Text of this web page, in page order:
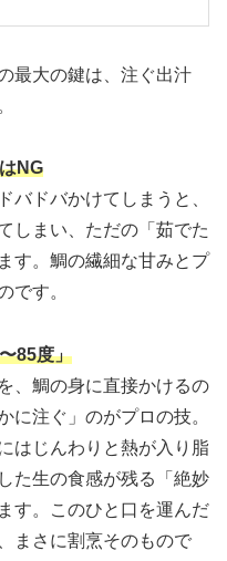
最大の鍵は、注ぐ出汁
NG
バドバかけてしまうと、
しまい、ただの「茹でた
す。鯛の繊細な甘みとプ
です。
85度」
、鯛の身に直接かけるの
に注ぐ」のがプロの技。
はじんわりと熱が入り脂
た生の食感が残る「絶妙
す。このひと口を運んだ
まさに割烹そのもので